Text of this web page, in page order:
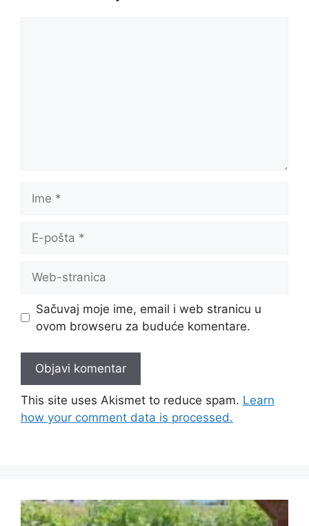
Sačuvaj moje ime, email i web stranicu u
ovom browseru za buduće komentare.
This site uses Akismet to reduce spam. Learn
how your comment data is processed.